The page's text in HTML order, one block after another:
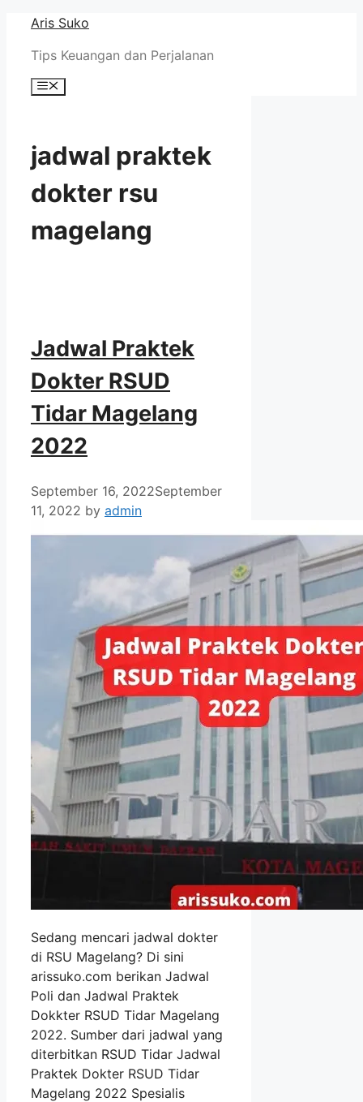
Skip
content
Aris Suko
Tips Keuangan dan Perjalanan
Menu
jadwal praktek
dokter rsu
magelang
Jadwal Praktek
Dokter RSUD
Tidar Magelang
2022
September 16, 2022September
11, 2022 by admin
Sedang mencari jadwal dokter
di RSU Magelang? Di sini
arissuko.com berikan Jadwal
Poli dan Jadwal Praktek
Dokkter RSUD Tidar Magelang
2022. Sumber dari jadwal yang
diterbitkan RSUD Tidar Jadwal
Praktek Dokter RSUD Tidar
Magelang 2022 Spesialis